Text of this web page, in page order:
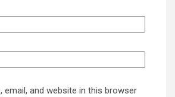
email, and website in this browser